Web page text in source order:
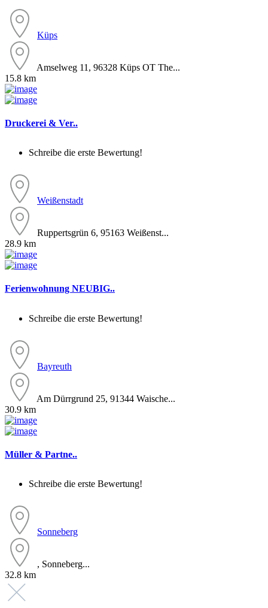
Küps
Amselweg 11, 96328 Küps OT The...
15.8 km
Druckerei & Ver..
Schreibe die erste Bewertung!
Weißenstadt
Ruppertsgrün 6, 95163 Weißenst...
28.9 km
Ferienwohnung NEUBIG..
Schreibe die erste Bewertung!
Bayreuth
Am Dürrgrund 25, 91344 Waische...
30.9 km
Müller & Partne..
Schreibe die erste Bewertung!
Sonneberg
, Sonneberg...
32.8 km